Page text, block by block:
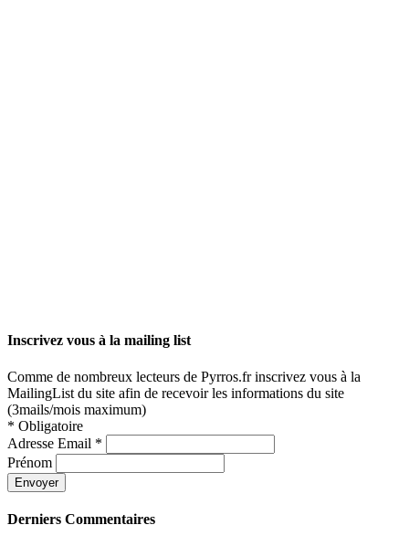
Inscrivez vous à la mailing list
Comme de nombreux lecteurs de Pyrros.fr inscrivez vous à la
MailingList du site afin de recevoir les informations du site
(3mails/mois maximum)
* Obligatoire
Adresse Email *
Prénom
Derniers Commentaires